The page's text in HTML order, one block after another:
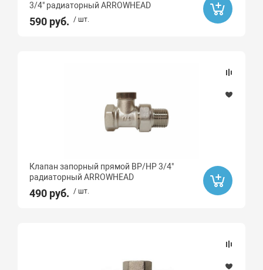
3/4" радиаторный ARROWHEAD
590 руб. / шт.
Клапан запорный прямой ВР/НР 3/4"
радиаторный ARROWHEAD
490 руб. / шт.